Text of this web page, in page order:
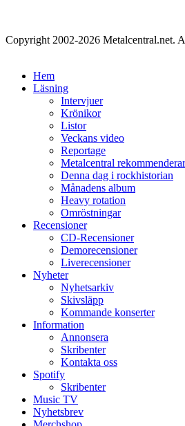
Copyright 2002-2026 Metalcentral.net.
Hem
Läsning
Intervjuer
Krönikor
Listor
Veckans video
Reportage
Metalcentral rekommenderar
Denna dag i rockhistorian
Månadens album
Heavy rotation
Omröstningar
Recensioner
CD-Recensioner
Demorecensioner
Liverecensioner
Nyheter
Nyhetsarkiv
Skivsläpp
Kommande konserter
Information
Annonsera
Skribenter
Kontakta oss
Spotify
Skribenter
Music TV
Nyhetsbrev